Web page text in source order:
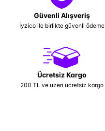
Güvenli Alışveriş
İyzico ile birlikte güvenli ödeme
Ücretsiz Kargo
200 TL ve üzeri ücretsiz kargo